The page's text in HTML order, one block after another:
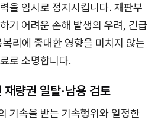
을 임시로 정지시킵니다. 재판부
기 어려운 손해 발생의 우려, 긴급
리에 중대한 영향을 미치지 않는
로 소명합니다.
량권 일탈·남용 검토
기속을 받는 기속행위와 일정한